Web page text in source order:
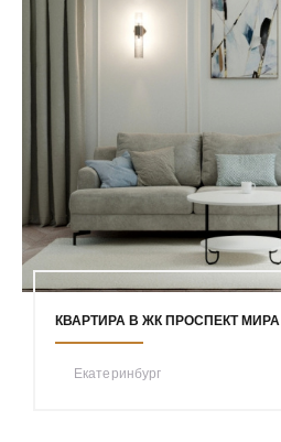
КВАРТИРА В ЖК ПРОСПЕКТ МИРА
Екатеринбург